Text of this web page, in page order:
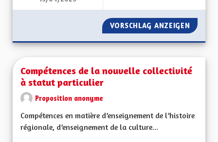
VORSCHLAG ANZEIGEN
Compétences de la nouvelle collectivité
à statut particulier
Proposition anonyme
Compétences en matière d’enseignement de l’histoire
régionale, d’enseignement de la culture...